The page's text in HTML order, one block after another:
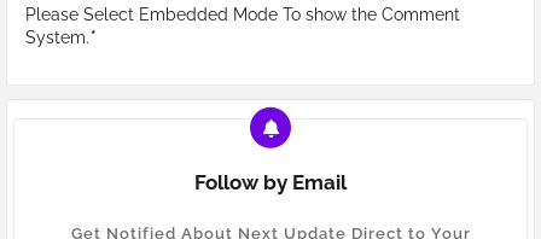
Please Select Embedded Mode To show the Comment
System.*
Follow by Email
Get Notified About Next Update Direct to Your